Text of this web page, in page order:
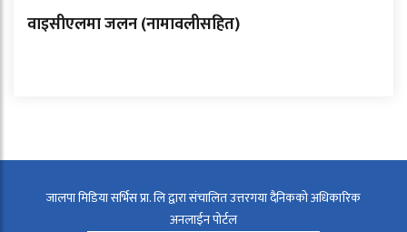
वाइसीएलमा जलन (नामावलीसहित)
जालपा मिडिया सर्भिस प्रा. लि द्वारा संचालित उत्तरगया दैनिकको अधिकारिक
अनलाईन पोर्टल